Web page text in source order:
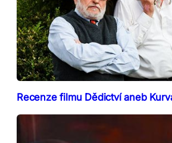
Recenze filmu Dědictví aneb